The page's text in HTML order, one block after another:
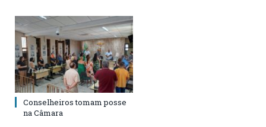
Conselheiros tomam posse
na Câmara